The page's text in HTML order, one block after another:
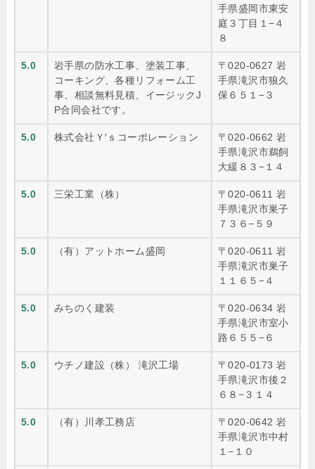
手県盛岡市東安
庭３丁目１−４
８
5.0
岩手県の防水工事、塗装工事、
コーキング、各種リフォーム工
事、相談無料見積、イージックJ
P合同会社です。
〒020-0627 岩
手県滝沢市狼久
保６５１−３
5.0 株式会社Ｙ′ｓコーポレーション
〒020-0662 岩
手県滝沢市鵜飼
大緩８３−１４
5.0 三栄工業（株）
〒020-0611 岩
手県滝沢市巣子
７３６−５９
5.0 （有）アットホーム盛岡
〒020-0611 岩
手県滝沢市巣子
１１６５−４
5.0 みちのく建装
〒020-0634 岩
手県滝沢市室小
路６５５−６
5.0 ウチノ建設（株） 滝沢工場
〒020-0173 岩
手県滝沢市後２
６８−３１４
5.0 （有）川孝工務店
〒020-0642 岩
手県滝沢市中村
１−１０